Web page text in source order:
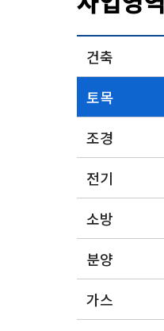
건축
토목
조경
전기
소방
분양
가스